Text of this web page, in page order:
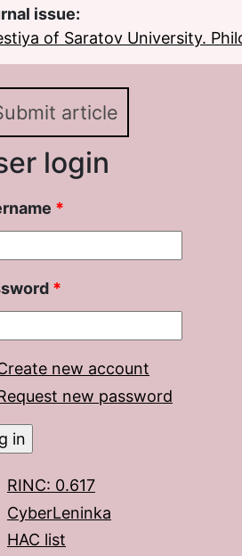
issue:
of Saratov University.
article
login
*
*
new account
new password
RINC: 0.617
CyberLeninka
HAC list